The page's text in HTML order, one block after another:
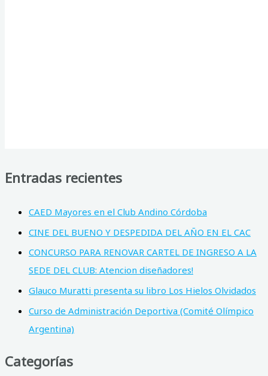
Entradas recientes
CAED Mayores en el Club Andino Córdoba
CINE DEL BUENO Y DESPEDIDA DEL AÑO EN EL CAC
CONCURSO PARA RENOVAR CARTEL DE INGRESO A LA
SEDE DEL CLUB: Atencion diseñadores!
Glauco Muratti presenta su libro Los Hielos Olvidados
Curso de Administración Deportiva (Comité Olímpico
Argentina)
Categorías